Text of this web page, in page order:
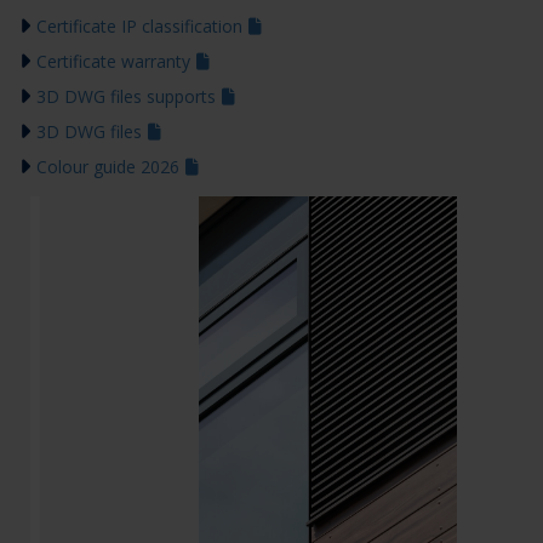
Certificate IP classification
Certificate warranty
3D DWG files supports
3D DWG files
Colour guide 2026